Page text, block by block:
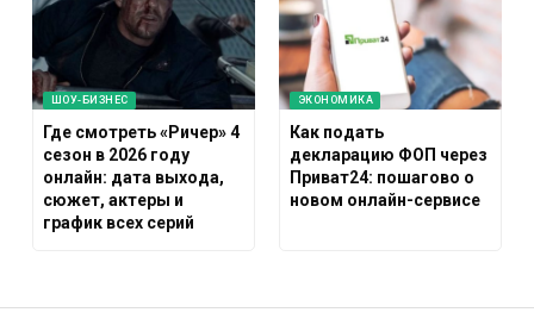
ШОУ-БИЗНЕС
Где смотреть «Ричер» 4
сезон в 2026 году
онлайн: дата выхода,
сюжет, актеры и
график всех серий
ЭКОНОМИКА
Как подать
декларацию ФОП через
Приват24: пошагово о
новом онлайн-сервисе